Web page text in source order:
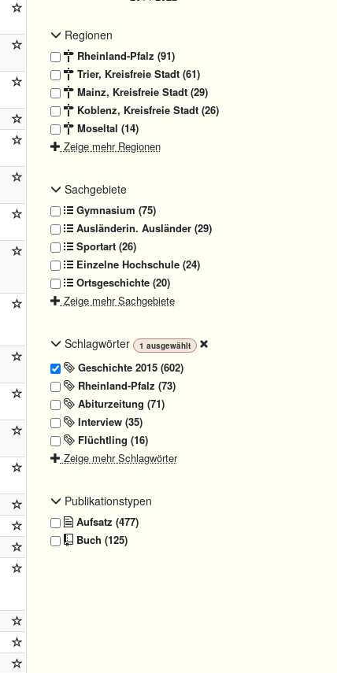
Regionen
Rheinland-Pfalz (91)
Trier, Kreisfreie Stadt (61)
Mainz, Kreisfreie Stadt (29)
Koblenz, Kreisfreie Stadt (26)
Moseltal (14)
Zeige mehr Regionen
Sachgebiete
Gymnasium (75)
Ausländerin. Ausländer (29)
Sportart (26)
Einzelne Hochschule (24)
Ortsgeschichte (20)
Zeige mehr Sachgebiete
Schlagwörter 1 ausgewählt
Geschichte 2015 (602)
Rheinland-Pfalz (73)
Abiturzeitung (71)
Interview (35)
Flüchtling (16)
Zeige mehr Schlagwörter
Publikationstypen
Aufsatz (477)
Buch (125)